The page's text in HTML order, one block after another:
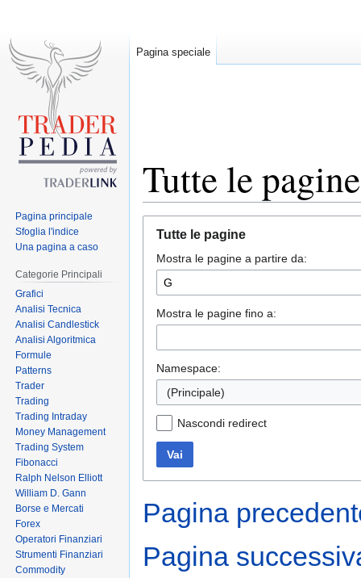
Tutte le pagine
navigation
search
Tutte le pagine
Mostra le pagine a partire da:
Mostra le pagine fino a:
Namespace:
(Principale)
Nascondi redirect
Vai
Pagina
Pagina
Pagina speciale
Pagina principale
Sfoglia l'indice
Una pagina a caso
Categorie Principali
Grafici
Analisi Tecnica
Analisi Candlestick
Analisi Algoritmica
Formule
Patterns
Trader
Trading
Trading Intraday
Money Management
Trading System
Fibonacci
Ralph Nelson Elliott
William D. Gann
Borse e Mercati
Forex
Operatori Finanziari
Strumenti Finanziari
Commodity